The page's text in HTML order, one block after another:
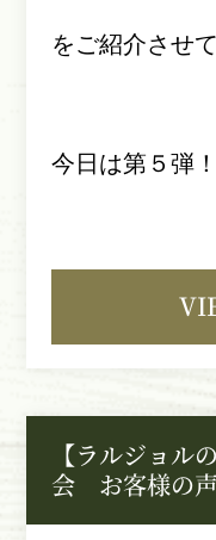
をご紹介させ
今日は第５弾！
【ラルジョル
会 お客様の